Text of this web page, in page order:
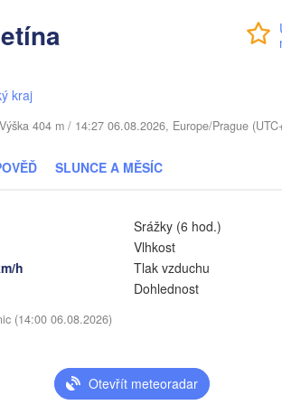
Přihlášení
kraj
404 m / 14:27 06.08.2026, Europe/Prague
SLUNCE A MĚSÍC
h
Srážky (6 hod.)
Vlhkost
Tlak vzduchu
Dohlednost
(14:00 06.08.2026)
Otevřít meteoradar
(Kyiv)
Чернігів
(Mazyr)
Віцебск
Магілёў